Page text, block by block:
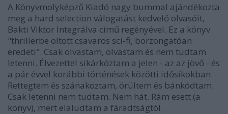
A Könyvmolyképző Kiadó nagy bummal ajándékozta
meg a hard selection válogatást kedvelő olvasóit,
Bakti Viktor Integrálva című regényével. Ez a könyv
"thrillerbe oltott csavaros sci-fi, borzongatóan
eredeti". Csak olvastam, olvastam és nem tudtam
letenni. Élvezettel sikárkóztam a jelen - az az jövő - és
a pár évvel korábbi történések közötti idősíkokban.
Rettegtem és szánakoztam, örültem és bánkódtam.
Csak letenni nem tudtam. Nem hát. Rám esett (a
könyv), mert elaludtam a fáradtságtól.